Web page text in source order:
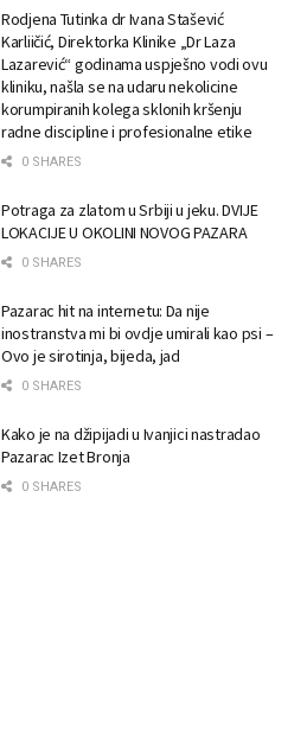
Rodjena Tutinka dr Ivana Stašević
Karliičić, Direktorka Klinike „Dr Laza
Lazarević“ godinama uspješno vodi ovu
kliniku, našla se na udaru nekolicine
korumpiranih kolega sklonih kršenju
radne discipline i profesionalne etike
0 SHARES
Potraga za zlatom u Srbiji u jeku. DVIJE
LOKACIJE U OKOLINI NOVOG PAZARA
0 SHARES
Pazarac hit na internetu: Da nije
inostranstva mi bi ovdje umirali kao psi –
Ovo je sirotinja, bijeda, jad
0 SHARES
Kako je na džipijadi u Ivanjici nastradao
Pazarac Izet Bronja
0 SHARES